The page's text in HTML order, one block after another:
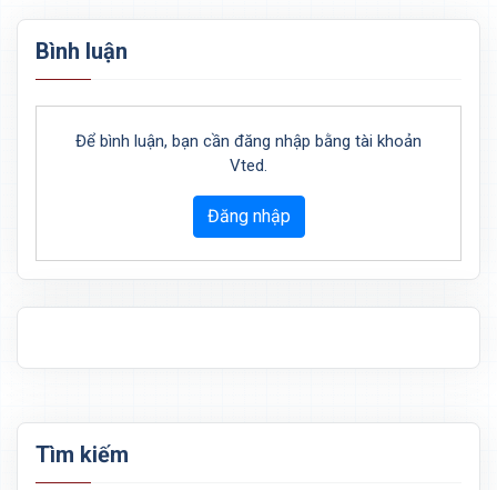
Bình luận
Để bình luận, bạn cần đăng nhập bằng tài khoản
Vted.
Đăng nhập
Tìm kiếm